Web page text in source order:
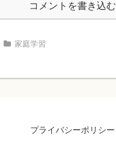
コメントを書き込む
家庭学習
プライバシーポリシー